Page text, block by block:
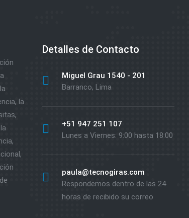
la
Detalles de Contacto
Miguel Grau 1540 - 201
Barranco, Lima
+51 947 251 107
Lunes a Viernes: 9:00 hasta 18:00
paula@tecnogiras.com
Respondemos dentro de las 24
horas de recibido su correo